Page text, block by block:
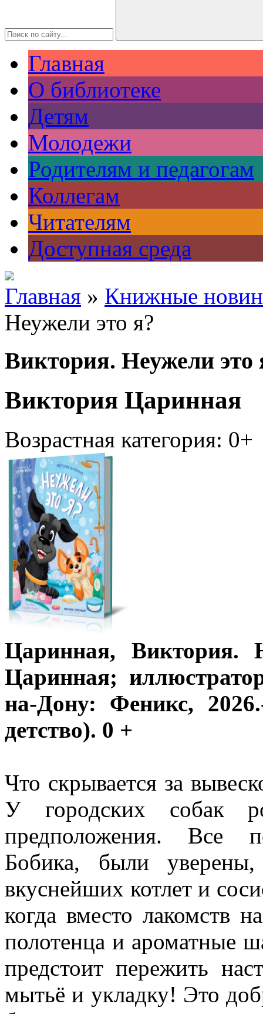
Главная
О библиотеке
Детям
Молодежи
Родителям и педагогам
Коллегам
Читателям
Доступная среда
Главная » Книжные
Неужели это я?
Виктория. Неужели это
Виктория Царинная
Возрастная категория: 0+
Царинная, Виктория.
Царинная;
на-Дону: Феникс,
детство). 0 +
Что скрывается за
У городских собак
предположения. Все
Бобика, были
вкуснейших котлет и
когда вместо лакомств
полотенца и ароматные
предстоит пережить
мытьё и укладку! Это